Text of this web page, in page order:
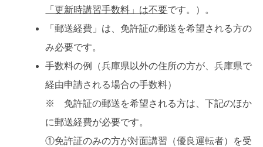
「更新時講習手数料」は不要です。）。
「郵送経費」は、免許証の郵送を希望される方の
み必要です。
手数料の例（兵庫県以外の住所の方が、兵庫県で
経由申請される場合の手数料）
※ 免許証の郵送を希望される方は、下記のほか
に郵送経費が必要です。
①免許証のみの方が対面講習（優良運転者）を受